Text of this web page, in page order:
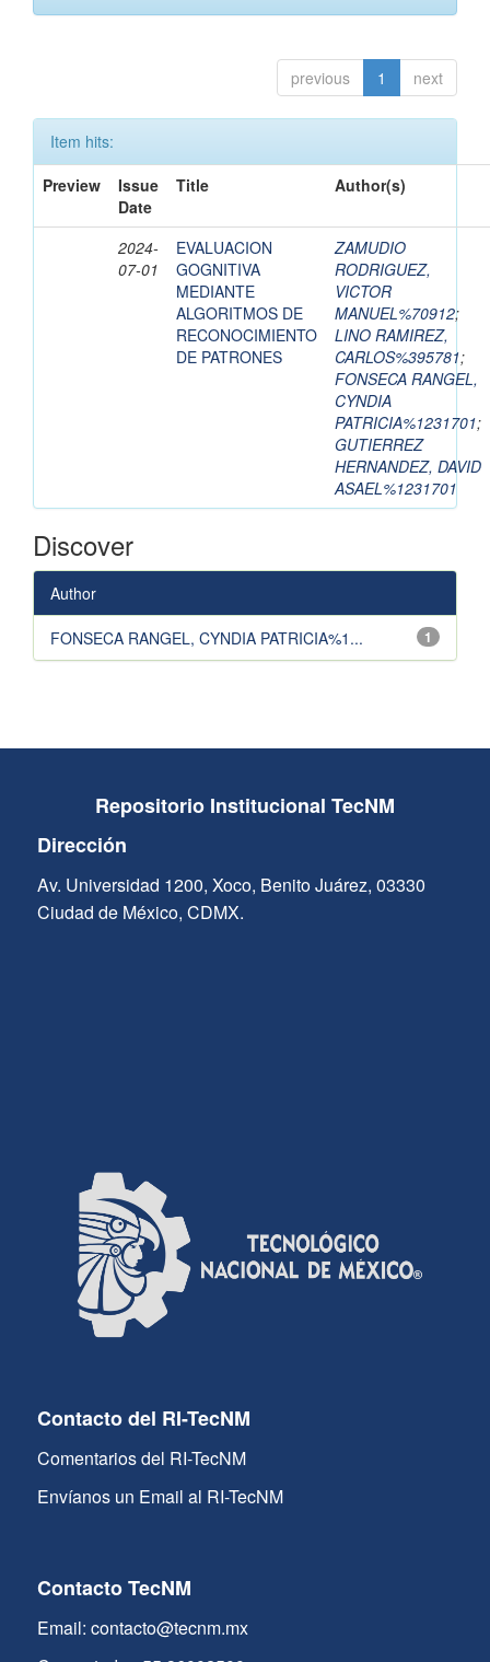
previous 1 next
Item hits:
Preview
Issue
Date
Title Author(s)
2024-
07-01
EVALUACION
GOGNITIVA
MEDIANTE
ALGORITMOS DE
RECONOCIMIENTO
DE PATRONES
ZAMUDIO
RODRIGUEZ,
VICTOR
MANUEL%70912;
LINO RAMIREZ,
CARLOS%395781;
FONSECA RANGEL,
CYNDIA
PATRICIA%1231701;
GUTIERREZ
HERNANDEZ, DAVID
ASAEL%1231701
Discover
Author
1
FONSECA RANGEL, CYNDIA PATRICIA%1...
Repositorio Institucional TecNM
Dirección
Av. Universidad 1200, Xoco, Benito Juárez, 03330
Ciudad de México, CDMX.
Contacto del RI-TecNM
Comentarios del RI-TecNM
Envíanos un Email al RI-TecNM
Contacto TecNM
Email: contacto@tecnm.mx